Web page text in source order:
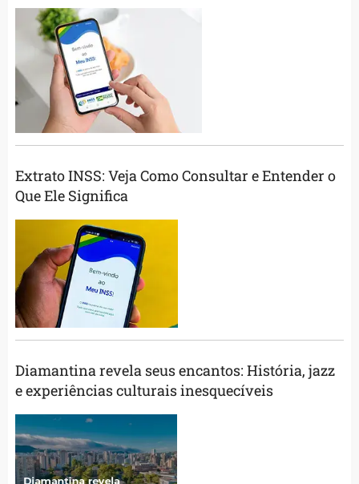
Extrato INSS: Veja Como Consultar e Entender o
Que Ele Significa
Diamantina revela seus encantos: História, jazz
e experiências culturais inesquecíveis